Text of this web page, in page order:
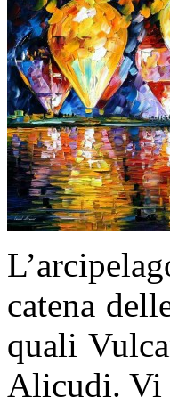
catena
quali
Alicudi. Vi